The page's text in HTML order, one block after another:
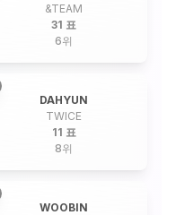
&TEAM
31 표
6위
DAHYUN
TWICE
11 표
8위
WOOBIN